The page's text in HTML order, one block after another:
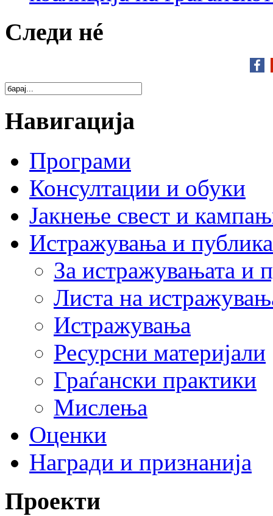
Следи нé
Навигација
Програми
Консултации и обуки
Јакнење свест и
Истражувања и
За истражувањата и
Листа на
Истражувања
Ресурсни материјали
Граѓански практики
Мислења
Оценки
Награди и признанија
Проекти